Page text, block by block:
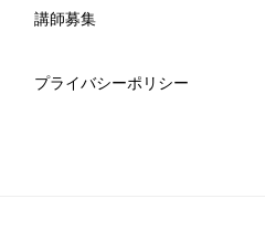
講師募集
プライバシーポリシー